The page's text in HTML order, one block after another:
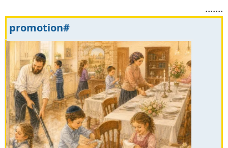
.......
#promotion